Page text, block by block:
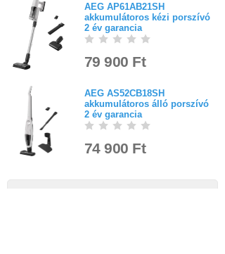
AEG AP61AB21SH
akkumulátoros kézi porszívó
2 év garancia
79 900 Ft
AEG AS52CB18SH
akkumulátoros álló porszívó
2 év garancia
74 900 Ft